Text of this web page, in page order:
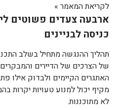
לקריאת המאמר »
ארבעה צעדים פשוטים
כניסה לבניינים
תהליך ההנגשה מתחיל בשלב
של הצרכים של הדיירים והמבקרים
האתגרים הקיימים ולבדוק אילו
מקיף יכול למנוע טעויות יקרות
לא מתוכננות.